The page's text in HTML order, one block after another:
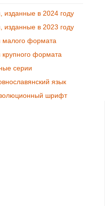
изданные в 2024 году
изданные в 2023 году
малого формата
крупного формата
серии
язык
шрифт